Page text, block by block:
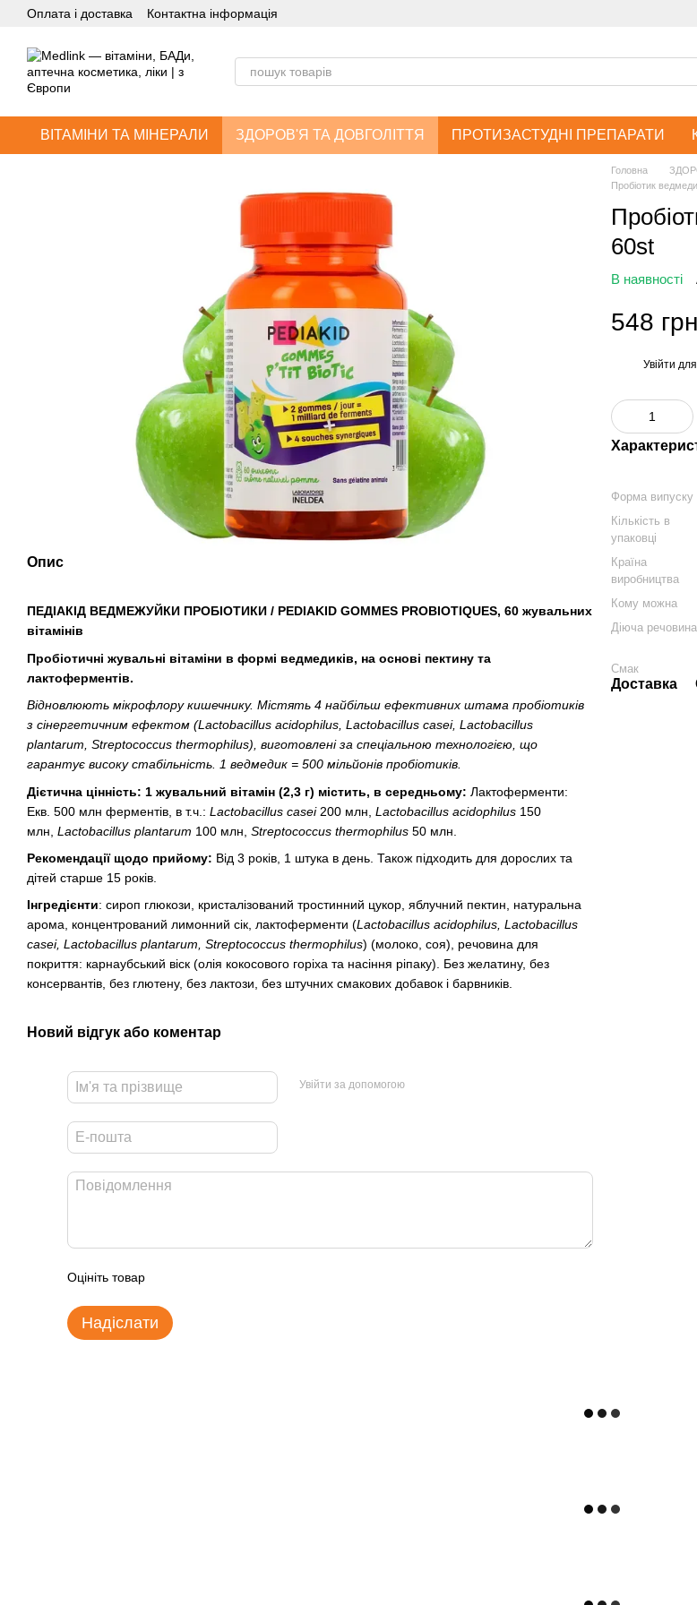
Перейти до основного контенту
Оплата і доставка Контактна інформація
ВІТАМІНИ ТА МІНЕРАЛИ ЗДОРОВ'Я ТА ДОВГОЛІТТЯ ПРОТИЗАСТУДНІ ПРЕПАРАТИ
Опис
ПЕДІАКІД ВЕДМЕЖУЙКИ ПРОБІОТИКИ / PEDIAKID GOMMES PROBIOTIQUES, 60 жувальних
вітамінів
Пробіотичні жувальні вітаміни в формі ведмедиків, на основі пектину та
лактоферментів.
Відновлюють мікрофлору кишечнику. Містять 4 найбільш ефективних штама пробіотиків
з сінергетичним ефектом (Lactobacillus acidophilus, Lactobacillus casei, Lactobacillus
plantarum, Streptococcus thermophilus), виготовлені за спеціальною технологією, що
гарантує високу стабільність. 1 ведмедик = 500 мільйонів пробіотиків.
Дієтична цінність: 1 жувальний вітамін (2,3 г) містить, в середньому: Лактоферменти:
Екв. 500 млн ферментів, в т.ч.: Lactobacillus casei200 млн, Lactobacillus acidophilus 150
млн, Lactobacillus plantarum 100 млн, Streptococcus thermophilus 50 млн.
Рекомендації щодо прийому: Від 3 років, 1 штука в день. Також підходить для дорослих та
дітей старше 15 років.
Інгредієнти: сироп глюкози, кристалізований тростинний цукор, яблучний пектин, натуральна
арома, концентрований лимонний сік, лактоферменти (Lactobacillus acidophilus, Lactobacillus
casei, Lactobacillus plantarum, Streptococcus thermophilus) (молоко, соя), речовина для
покриття: карнаубський віск (олія кокосового горіха та насіння ріпаку). Без желатину, без
консервантів, без глютену, без лактози, без штучних смакових добавок і барвників.
Новий відгук або коментар
Увійти за допомогою
Оцініть товар
Надіслати
Головна
Пробіотик
60st
В наявності
548 грн
Увійти
Форма випуску
Кількість в
упаковці
Країна
виробництва
Кому можна
Діюча речовина
Смак
Доставка